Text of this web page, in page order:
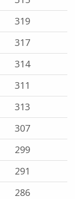
319
317
314
311
313
307
299
291
286